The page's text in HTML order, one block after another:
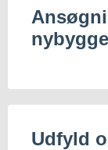
Udfyld